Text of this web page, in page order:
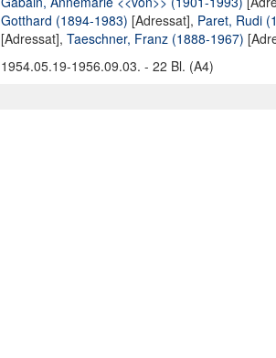
Gotthard (1894-1983) [Adressat], Paret, Rudi
[Adressat], Taeschner, Franz (1888-1967)
1954.05.19-1956.09.03. - 22 Bl. (A4)